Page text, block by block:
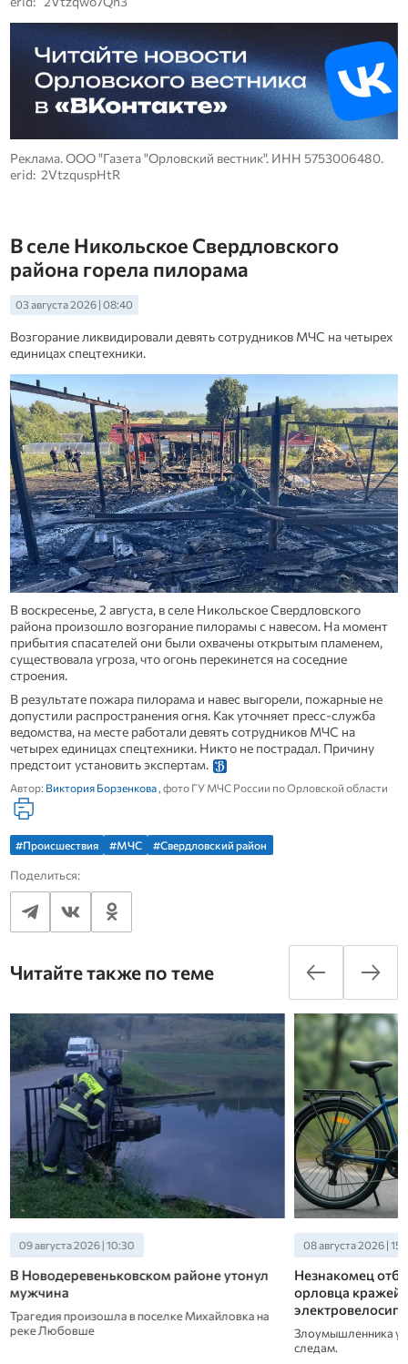
Реклама. ООО "Газета "Орловский вестник". ИНН 5753006480.
erid: 2VtzquspHtR
В селе Никольское Свердловского
района горела пилорама
03 августа 2026 | 08:40
Возгорание ликвидировали девять сотрудников МЧС на четырех
единицах спецтехники.
В воскресенье, 2 августа, в селе Никольское Свердловского
района произошло возгорание пилорамы с навесом. На момент
прибытия спасателей они были охвачены открытым пламенем,
существовала угроза, что огонь перекинется на соседние
строения.
В результате пожара пилорама и навес выгорели, пожарные не
допустили распространения огня. Как уточняет пресс-служба
ведомства, на месте работали девять сотрудников МЧС на
четырех единицах спецтехники. Никто не пострадал. Причину
предстоит установить экспертам.
Автор: Виктория Борзенкова, фото ГУ МЧС России по Орловской области
#Происшествия #МЧС #Свердловский район
Поделиться:
Читайте также по теме
09 августа 2026 | 10:30
В Новодеревеньковском районе утонул
мужчина
Трагедия произошла в поселке Михайловка на
реке Любовше
08 августа 2026 |
Незнакомец
орловца кражей
Злоумышленника
следам.